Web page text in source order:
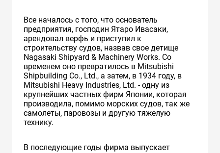
Все началось с того, что основатель
предприятия, господин Ятаро Ивасаки,
арендовал верфь и приступил к
строительству судов, назвав свое детище
Nagasaki Shipyard & Machinery Works. Со
временем оно превратилось в Mitsubishi
Shipbuilding Co., Ltd., а затем, в 1934 году, в
Mitsubishi Heavy Industries, Ltd. - одну из
крупнейших частных фирм Японии, которая
производила, помимо морских судов, так же
самолеты, паровозы и другую тяжелую
технику.
В последующие годы фирма выпускает